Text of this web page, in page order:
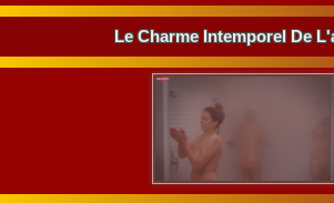
Le Charme Intemporel De